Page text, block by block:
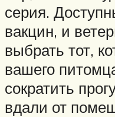
серия.
вакцин, и
выбрать тот,
вашего
сократить
вдали от